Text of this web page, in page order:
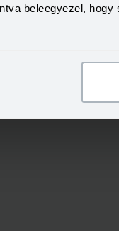
beleegyezel,